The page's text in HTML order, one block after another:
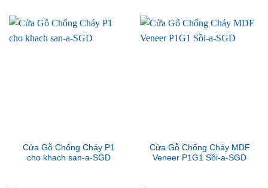
Cửa Gỗ Chống Cháy P1
cho khach san-a-SGD
Cửa Gỗ Chống Cháy MDF
Veneer P1G1 Sồi-a-SGD